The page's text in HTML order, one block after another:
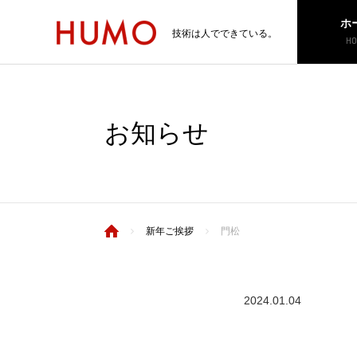
技術は人でできている。
ホ
お知らせ
新年ご挨拶 門松
2024.01.04